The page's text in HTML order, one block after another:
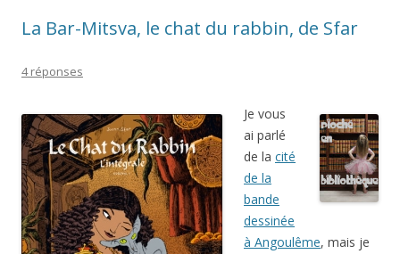
La Bar-Mitsva, le chat du rabbin, de Sfar
4 réponses
Je vous
ai parlé
de la cité
de la
bande
dessinée
à Angoulême, mais je